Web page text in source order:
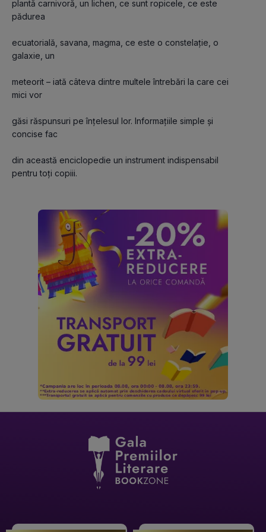
plantă carnivoră, un lichen, ce sunt ropicele, ce este
pădurea
ecuatorială, savana, magma, ce este o constelație, o
galaxie, un
meteorit – iată câteva dintre multele întrebări la care cei
mici vor
găsi răspunsuri pe înțelesul lor. Informațiile simple și
concise fac
din această enciclopedie un instrument indispensabil
pentru toţi copiii.